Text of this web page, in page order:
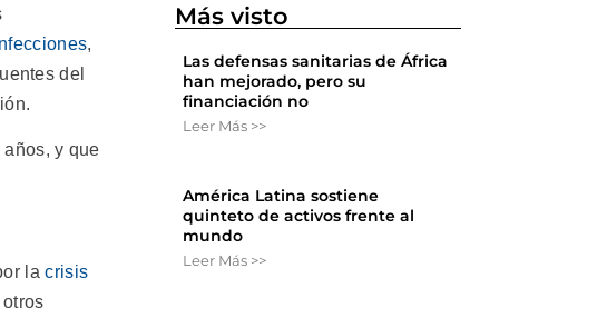
,
del
y que
lacrisis
Más visto
Las defensas sanitarias de África
han mejorado, pero su
financiación no
Leer Más >>
América Latina sostiene
quinteto de activos frente al
mundo
Leer Más >>